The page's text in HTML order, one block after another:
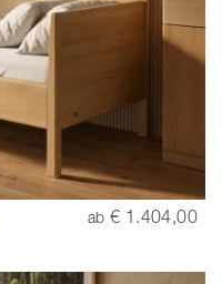
ab € 1.404,00